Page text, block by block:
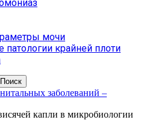
мочи
патологии крайней плоти
заболеваний –
капли в микробиологии